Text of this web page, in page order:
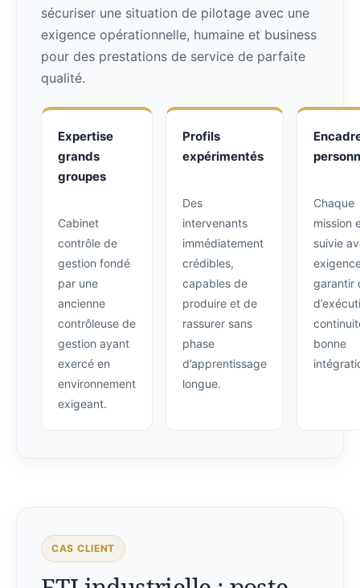
sécuriser une situation de pilotage avec une
exigence opérationnelle, humaine et business
pour des prestations de service de parfaite
qualité.
Expertise
grands
groupes
Cabinet
contrôle de
gestion fondé
par une
ancienne
contrôleuse de
gestion ayant
exercé en
environnement
exigeant.
Profils
expérimentés
Des
intervenants
immédiatement
crédibles,
capables de
produire et de
rassurer sans
phase
d’apprentissage
longue.
Chaque
mission
suivie
garantir
bonne
CAS CLIENT